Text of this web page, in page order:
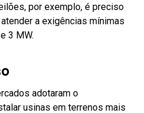
por exemplo, é preciso
a exigências mínimas
3 MW.
adotaram o
usinas em terrenos mais